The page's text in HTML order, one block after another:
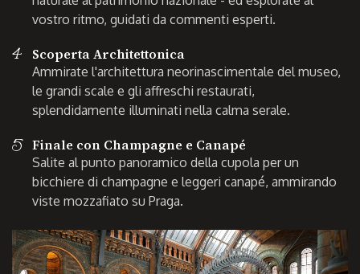
vostro ritmo, guidati da commenti esperti.
4 Scoperta Architettonica
Ammirate l'architettura neorinascimentale del museo,
le grandi scale e gli affreschi restaurati,
splendidamente illuminati nella calma serale.
5 Finale con Champagne e Canapé
Salite al punto panoramico della cupola per un
bicchiere di champagne e leggeri canapé, ammirando
viste mozzafiato su Praga.